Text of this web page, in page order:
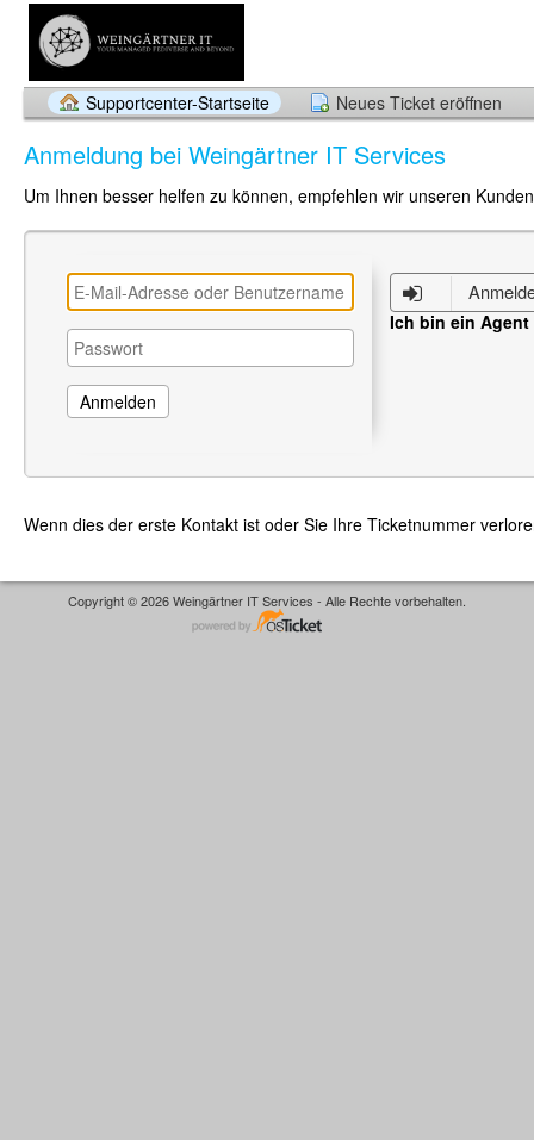
Supportcenter-Startseite Neues Ticket eröffnen
Anmeldung bei Weingärtner IT Services
Um Ihnen besser helfen zu können, empfehlen wir unseren
Ich bin ein Agent
Wenn dies der erste Kontakt ist oder Sie Ihre Ticketnummer
Copyright © 2026 Weingärtner IT Services - Alle Rechte vorbehalten.